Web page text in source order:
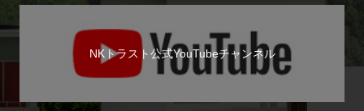
NKトラスト公式YouTubeチャンネル